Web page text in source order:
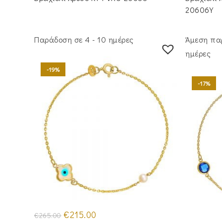
20606Y
Παράδοση σε 4 - 10 ημέρες
-19%
€265.00 Original
price
€215.00
Άμεση
ημέρες
-17%